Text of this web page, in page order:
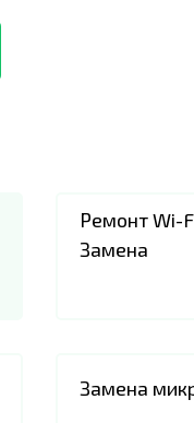
Ремонт Wi-
Замена
Замена